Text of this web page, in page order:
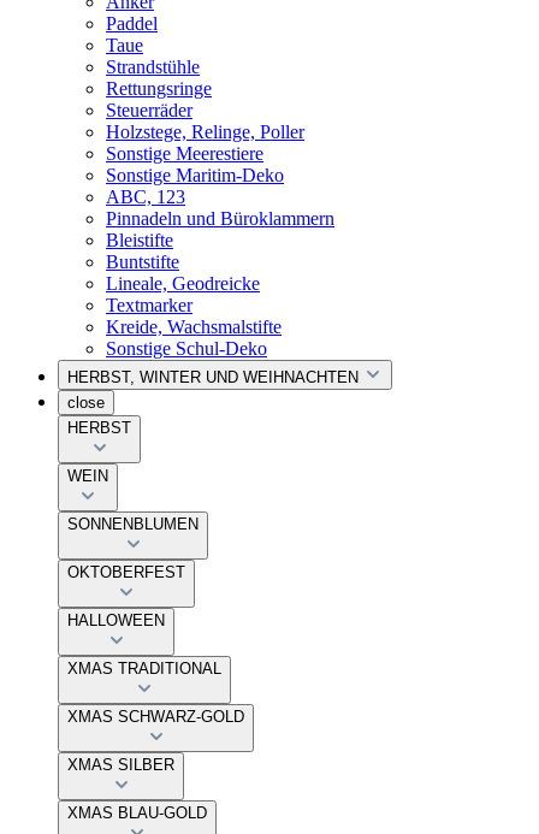
Paddel
Taue
Strandstühle
Rettungsringe
Steuerräder
Holzstege, Relinge, Poller
Sonstige Meerestiere
Sonstige Maritim-Deko
ABC, 123
Pinnadeln und Büroklammern
Bleistifte
Buntstifte
Lineale, Geodreicke
Textmarker
Kreide, Wachsmalstifte
Sonstige Schul-Deko
HERBST, WINTER UND WEIHNACHTEN
close
HERBST
WEIN
SONNENBLUMEN
OKTOBERFEST
HALLOWEEN
XMAS TRADITIONAL
XMAS SCHWARZ-GOLD
XMAS SILBER
XMAS BLAU-GOLD